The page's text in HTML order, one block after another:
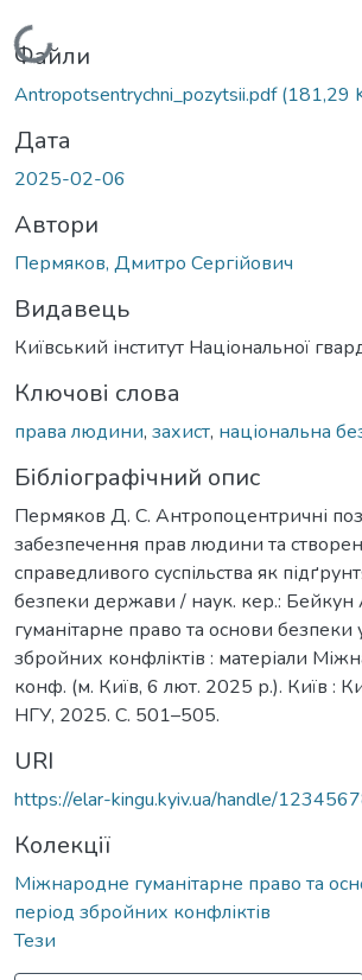
Вантажиться...
Файли
Antropotsentrychni_pozytsii.pdf(181,29
Дата
2025-02-06
Автори
Пермяков, Дмитро Сергійович
Видавець
Київський інститут Національної
Ключові слова
права людини, захист, національна
Бібліографічний опис
Пермяков Д. С. Антропоцентричні
забезпечення прав людини та
справедливого суспільства як
безпеки держави / наук. кер.:
гуманітарне право та основи безпеки
збройних конфліктів : матеріали
конф. (м. Київ, 6 лют. 2025 р.). Київ :
НГУ, 2025. С. 501–505.
URI
https://elar-kingu.kyiv.ua/handle/
Колекції
Міжнародне гуманітарне право та
період збройних конфліктів
Тези